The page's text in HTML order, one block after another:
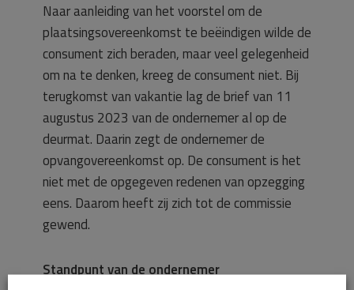
Naar aanleiding van het voorstel om de
plaatsingsovereenkomst te beëindigen wilde de
consument zich beraden, maar veel gelegenheid
om na te denken, kreeg de consument niet. Bij
terugkomst van vakantie lag de brief van 11
augustus 2023 van de ondernemer al op de
deurmat. Daarin zegt de ondernemer de
opvangovereenkomst op. De consument is het
niet met de opgegeven redenen van opzegging
eens. Daarom heeft zij zich tot de commissie
gewend.
Standpunt van de ondernemer